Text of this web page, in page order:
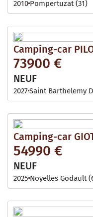
2010 Pompertuzat (31)
Camping-car
73900 €
NEUF
2027Saint Barthelemy
Camping-car
54990 €
NEUF
2025 Noyelles Godault